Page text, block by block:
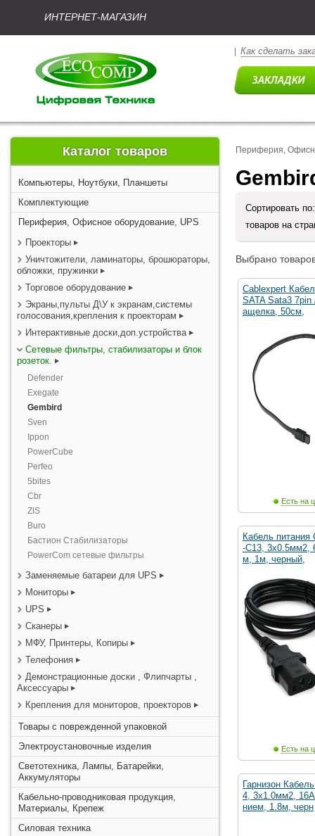
ИНТЕРНЕТ-МАГАЗИН
Как сделать
Каталог товаров
Компьютеры, Ноутбуки, Планшеты
Комплектующие
Периферия, Офисное оборудование, UPS
Проекторы
Уничтожители, ламинаторы, брошюраторы,
обложки, пружинки
Торговое оборудование
Экраны,пульты Д\У к экранам,системы
голосования,крепления к проекторам
Интерактивные доски,доп.устройства
Сетевые фильтры, стабилизаторы и блок
розеток.
Defender
Exegate
Gembird
Sven
Ippon
PowerCube
Perfeo
5bites
Cbr
ZIS
Buro
Бастион Стабилизаторы
PowerCom сетевые фильтры
Заменяемые батареи для UPS
Мониторы
UPS
Сканеры
МФУ, Принтеры, Копиры
Телефония
Демонстрационные доски , Флипчарты ,
Аксессуары
Крепления для мониторов, проекторов
Товары с поврежденной упаковкой
Электроустановочные изделия
Светотехника, Лампы, Батарейки,
Аккумуляторы
Кабельно-проводниковая продукция,
Материалы, Крепеж
Силовая техника
Периферия,
Сортировать
товаров на
Выбрано
Cablexpert
SATA Sata3 7pin
ащелка, 50см,
Есть на
Кабель питания
-C13, 3х0.5мм2,
м, 1м, черный,
Есть на
Гарнизон
4, 3x1.0мм2,
нием, 1.8м, черн